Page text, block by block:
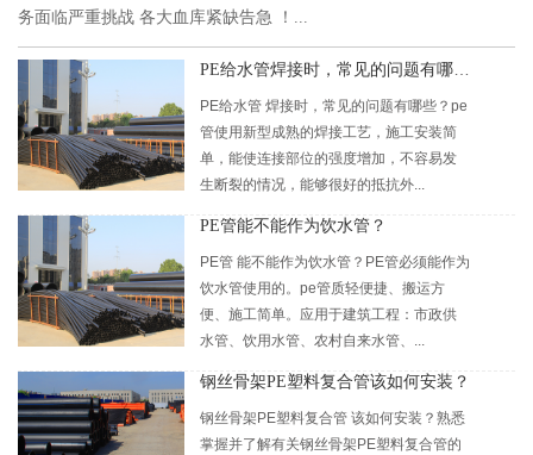
务面临严重挑战 各大血库紧缺告急 ！...
PE给水管焊接时，常见的问题有哪些？
PE给水管 焊接时，常见的问题有哪些？pe
管使用新型成熟的焊接工艺，施工安装简
单，能使连接部位的强度增加，不容易发
生断裂的情况，能够很好的抵抗外...
PE管能不能作为饮水管？
PE管 能不能作为饮水管？PE管必须能作为
饮水管使用的。pe管质轻便捷、搬运方
便、施工简单。应用于建筑工程：市政供
水管、饮用水管、农村自来水管、...
钢丝骨架PE塑料复合管该如何安装？
钢丝骨架PE塑料复合管 该如何安装？熟悉
掌握并了解有关钢丝骨架PE塑料复合管的